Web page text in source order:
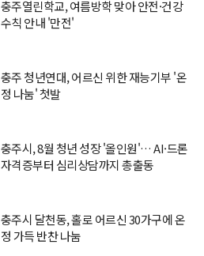
충주열린학교, 여름방학 맞아 안전·건강
수칙 안내 '만전'
충주 청년연대, 어르신 위한 재능기부 '온
정 나눔' 첫발
충주시, 8월 청년 성장 '올인원'… AI·드론
자격증부터 심리상담까지 총출동
충주시 달천동, 홀로 어르신 30가구에 온
정 가득 반찬 나눔